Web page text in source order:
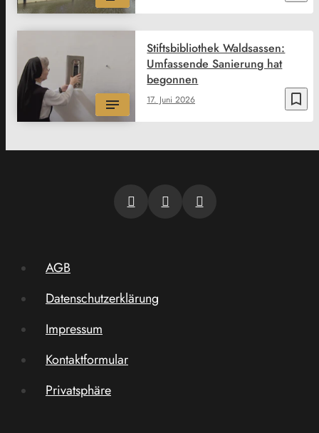
bookmark_border
17. Juni 2026
Stiftsbibliothek Waldsassen:
Umfassende Sanierung hat
begonnen
AGB
Datenschutzerklärung
Impressum
Kontaktformular
Privatsphäre